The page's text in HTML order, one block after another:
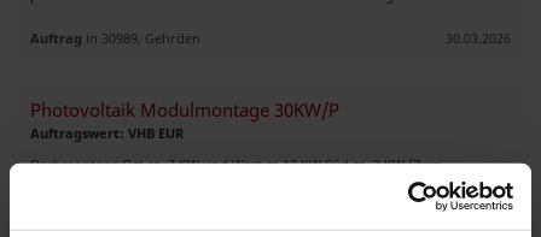
Auftrag in 30989, Gehrden 30.03.2026
Photovoltaik Modulmontage 30KW/P
Auftragswert: VHB EUR
Dachmontage Ost ca. 7 KW und West ca.12 KW Süd ca. 2 KW (Zwei
Dachgauben. Weitere 9 KW Nebenhaus Süd. Alle Dächer haben ca 42°
Dachneigung. Traufhöhe Ost-West 6-6,5m Bei den 9 KW Süd Traufhöhe ca. 3